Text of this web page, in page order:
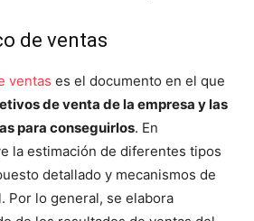
de ventas
ventas es el documento en el que
de venta de la empresa y las
para conseguirlos. En
la estimación de diferentes tipos
detallado y mecanismos de
Por lo general, se elabora